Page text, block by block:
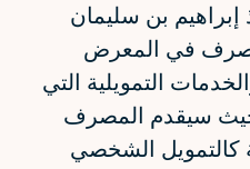
إبراهيم بن سليمان
في المعرض
التمويلية التي
حيث سيقدم المصرف
كالتمويل الشخصي